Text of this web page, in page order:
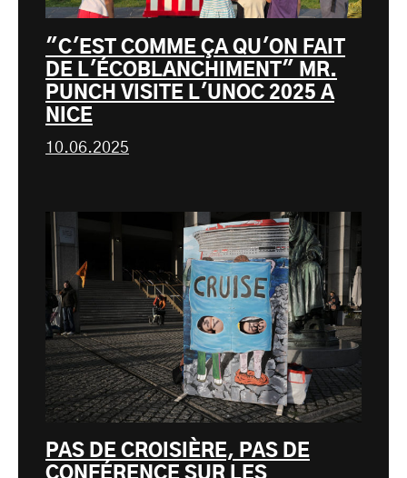
"C'EST COMME ÇA QU'ON FAIT
DE L'ÉCOBLANCHIMENT" MR.
PUNCH VISITE L'UNOC 2025 A
NICE
10.06.2025
PAS DE CROISIÈRE, PAS DE